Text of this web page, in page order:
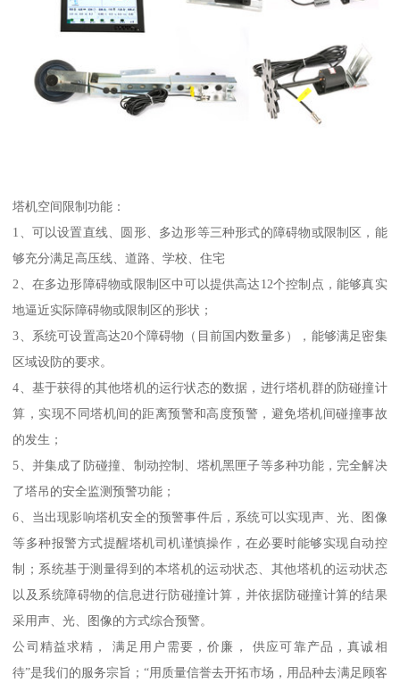
塔机空间限制功能：
1、可以设置直线、圆形、多边形等三种形式的障碍物或限制区，能
够充分满足高压线、道路、学校、住宅
2、在多边形障碍物或限制区中可以提供高达12个控制点，能够真实
地逼近实际障碍物或限制区的形状；
3、系统可设置高达20个障碍物（目前国内数量多），能够满足密集
区域设防的要求。
4、基于获得的其他塔机的运行状态的数据，进行塔机群的防碰撞计
算，实现不同塔机间的距离预警和高度预警，避免塔机间碰撞事故
的发生；
5、并集成了防碰撞、制动控制、塔机黑匣子等多种功能，完全解决
了塔吊的安全监测预警功能；
6、当出现影响塔机安全的预警事件后，系统可以实现声、光、图像
等多种报警方式提醒塔机司机谨慎操作，在必要时能够实现自动控
制；系统基于测量得到的本塔机的运动状态、其他塔机的运动状态
以及系统障碍物的信息进行防碰撞计算，并依据防碰撞计算的结果
采用声、光、图像的方式综合预警。
公司精益求精， 满足用户需要，价廉， 供应可靠产品，真诚相
待”是我们的服务宗旨；“用质量信誉去开拓市场，用品种去满足顾客